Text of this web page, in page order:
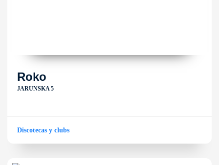
Roko
JARUNSKA 5
Discotecas y clubs